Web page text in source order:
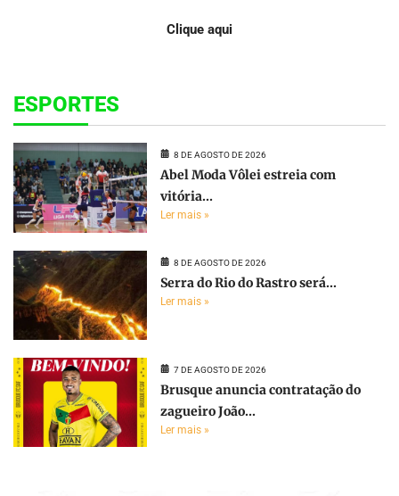
Clique aqui
ESPORTES
8 DE AGOSTO DE 2026
Abel Moda Vôlei estreia com
vitória...
Ler mais »
8 DE AGOSTO DE 2026
Serra do Rio do Rastro será...
Ler mais »
7 DE AGOSTO DE 2026
Brusque anuncia contratação do
zagueiro João...
Ler mais »